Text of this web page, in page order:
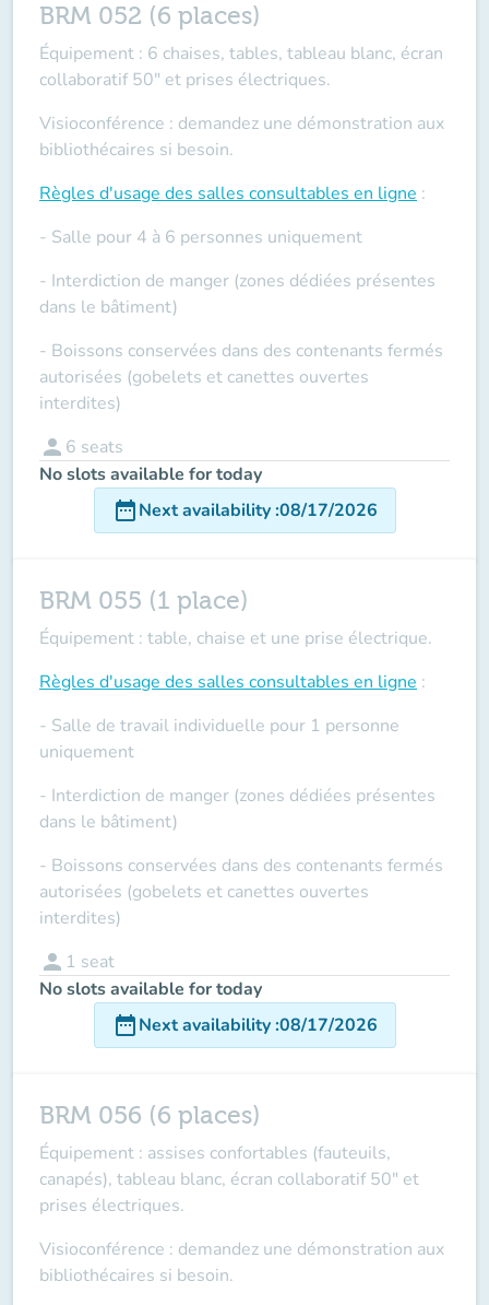
BRM 052 (6 places)
Équipement : 6 chaises, tables, tableau blanc, écran
collaboratif 50" et prises électriques.
Visioconférence : demandez une démonstration aux
bibliothécaires si besoin.
Règles d'usage des salles consultables en ligne :
- Salle pour 4 à 6 personnes uniquement
- Interdiction de manger (zones dédiées présentes
dans le bâtiment)
- Boissons conservées dans des contenants fermés
autorisées (gobelets et canettes ouvertes
interdites)
person 6 seats
No slots available for today
date_rangeNext availability:08/17/2026
BRM 055 (1 place)
Équipement : table, chaise et une prise électrique.
Règles d'usage des salles consultables en ligne :
- Salle de travail individuelle pour 1 personne
uniquement
- Interdiction de manger (zones dédiées présentes
dans le bâtiment)
- Boissons conservées dans des contenants fermés
autorisées (gobelets et canettes ouvertes
interdites)
person 1 seat
No slots available for today
date_rangeNext availability:08/17/2026
BRM 056 (6 places)
Équipement : assises confortables (fauteuils,
canapés), tableau blanc, écran collaboratif 50" et
prises électriques.
Visioconférence : demandez une démonstration aux
bibliothécaires si besoin.